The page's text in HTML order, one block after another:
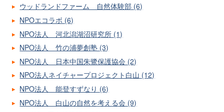
ウッドランドファーム 自然体験部 (6)
NPOエコラボ (6)
NPO法人 河北潟湖沼研究所 (1)
NPO法人 竹の浦夢創塾 (3)
NPO法人 日本中国朱鷺保護協会 (2)
NPO法人ネイチャープロジェクト白山 (12)
NPO法人 能登すずなり (6)
NPO法人 白山の自然を考える会 (9)